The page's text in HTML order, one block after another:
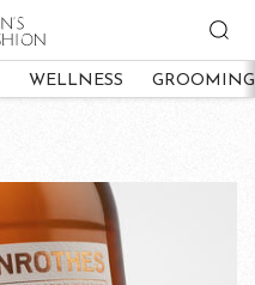
WELLNESS GROOMING